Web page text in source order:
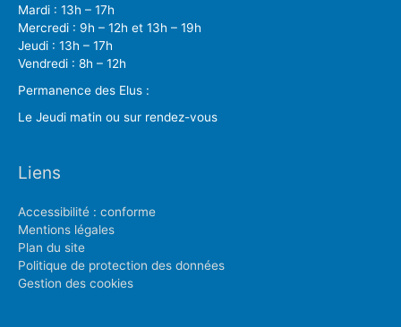
Mardi : 13h – 17h
Mercredi : 9h – 12h et 13h – 19h
Jeudi : 13h – 17h
Vendredi : 8h – 12h
Permanence des Elus :
Le Jeudi matin ou sur rendez-vous
Liens
Accessibilité : conforme
Mentions légales
Plan du site
Politique de protection des données
Gestion des cookies